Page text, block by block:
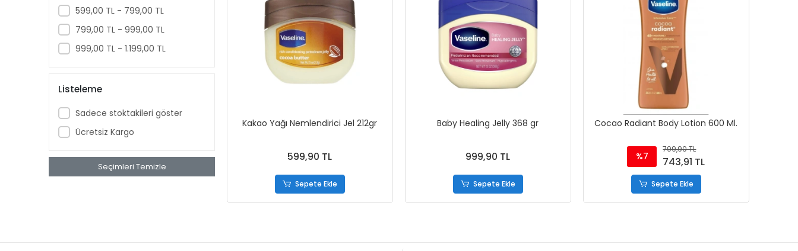
banana
Banana Boat
Band Aid
BETTY CROCKER
Buffalo
BURT'S
599,00 TL - 799,00 TL
799,00 TL - 999,00 TL
999,00 TL - 1.199,00 TL
Listeleme
Sadece stoktakileri göster
Ücretsiz Kargo
Seçimleri Temizle
Kakao Yağı Nemlendirici Jel 212gr
599,90 TL
Sepete Ekle
Baby Healing Jelly 368 gr
999,90 TL
Sepete Ekle
Cocao Radiant Body Lotion 600 Ml.
%7
799,90 TL
743,91 TL
Sepete Ekle